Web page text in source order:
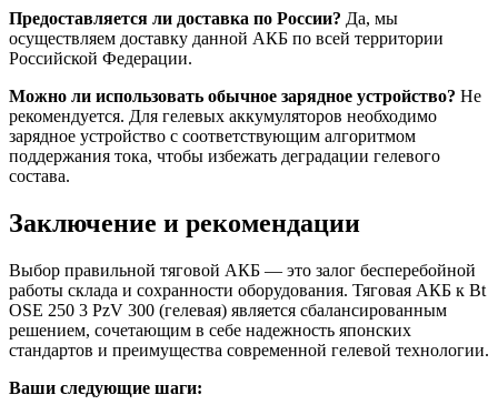
Предоставляется ли доставка по России? Да, мы
осуществляем доставку данной АКБ по всей территории
Российской Федерации.
Можно ли использовать обычное зарядное устройство? Не
рекомендуется. Для гелевых аккумуляторов необходимо
зарядное устройство с соответствующим алгоритмом
поддержания тока, чтобы избежать деградации гелевого
состава.
Заключение и рекомендации
Выбор правильной тяговой АКБ — это залог бесперебойной
работы склада и сохранности оборудования. Тяговая АКБ к Bt
OSE 250 3 PzV 300 (гелевая) является сбалансированным
решением, сочетающим в себе надежность японских
стандартов и преимущества современной гелевой технологии.
Ваши следующие шаги: